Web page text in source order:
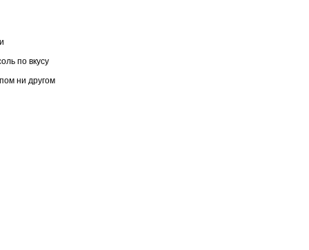
по вкусу
ни другом